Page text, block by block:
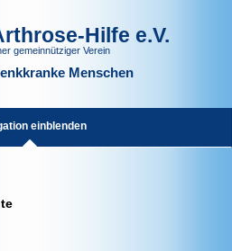
Hilfe e.V.
gemeinnütziger Verein
Menschen
einblenden